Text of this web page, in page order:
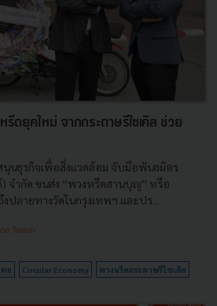
ดยุคใหม่ จากกระดาษรีไซเคิล ช่วย
นธุรกิจเพื่อสิ่งแวดล้อม จับมือพันธมิตร
จำกัด ขนส่ง “พวงหรีดสานบุญ” หรือ
ปลายทางวัดในกรุงเทพฯ และปร...
Team
ย Circular Economy พวงหรีดกระดาษรีไซเคิล